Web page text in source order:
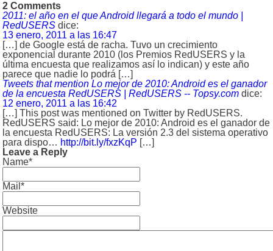
2 Comments
2011: el año en el que Android llegará a todo el mundo |
RedUSERS dice:
13 enero, 2011 a las 16:47
[…] de Google está de racha. Tuvo un crecimiento
exponencial durante 2010 (los Premios RedUSERS y la
última encuesta que realizamos así lo indican) y este año
parece que nadie lo podrá […]
Tweets that mention Lo mejor de 2010: Android es el ganador
de la encuesta RedUSERS | RedUSERS -- Topsy.com dice:
12 enero, 2011 a las 16:42
[…] This post was mentioned on Twitter by RedUSERS.
RedUSERS said: Lo mejor de 2010: Android es el ganador de
la encuesta RedUSERS: La versión 2.3 del sistema operativo
para dispo… http://bit.ly/fxzKqP […]
Leave a Reply
Name*
Mail*
Website